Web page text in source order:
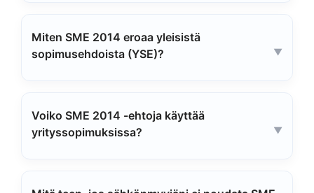
Miten SME 2014 eroaa yleisistä
sopimusehdoista (YSE)?
Voiko SME 2014 -ehtoja käyttää
yrityssopimuksissa?